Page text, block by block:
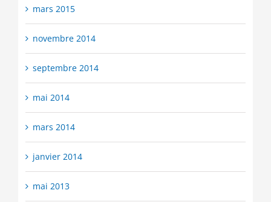
mars 2015
novembre 2014
septembre 2014
mai 2014
mars 2014
janvier 2014
mai 2013